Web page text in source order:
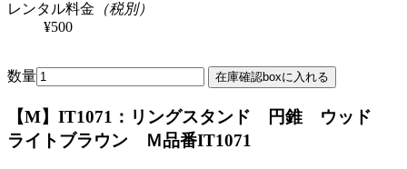
レンタル料金 （税別）
¥500
数量
【M】IT1071：リングスタンド 円錐 ウッド
ライトブラウン Ｍ品番IT1071